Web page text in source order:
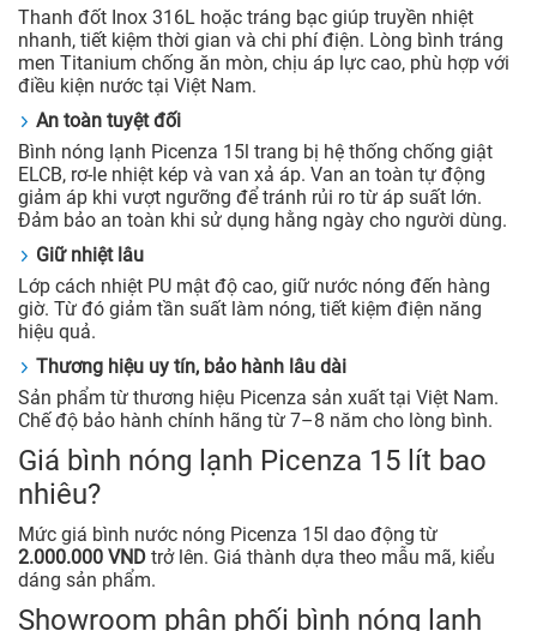
Thanh đốt Inox 316L hoặc tráng bạc giúp truyền nhiệt
nhanh, tiết kiệm thời gian và chi phí điện. Lòng bình tráng
men Titanium chống ăn mòn, chịu áp lực cao, phù hợp với
điều kiện nước tại Việt Nam.
An toàn tuyệt đối
Bình nóng lạnh Picenza 15l trang bị hệ thống chống giật
ELCB, rơ-le nhiệt kép và van xả áp. Van an toàn tự động
giảm áp khi vượt ngưỡng để tránh rủi ro từ áp suất lớn.
Đảm bảo an toàn khi sử dụng hằng ngày cho người dùng.
Giữ nhiệt lâu
Lớp cách nhiệt PU mật độ cao, giữ nước nóng đến hàng
giờ. Từ đó giảm tần suất làm nóng, tiết kiệm điện năng
hiệu quả.
Thương hiệu uy tín, bảo hành lâu dài
Sản phẩm từ thương hiệu Picenza sản xuất tại Việt Nam.
Chế độ bảo hành chính hãng từ 7–8 năm cho lòng bình.
Giá bình nóng lạnh Picenza 15 lít bao
nhiêu?
Mức giá bình nước nóng Picenza 15l dao động từ
2.000.000 VND trở lên. Giá thành dựa theo mẫu mã, kiểu
dáng sản phẩm.
Showroom phân phối bình nóng lạnh